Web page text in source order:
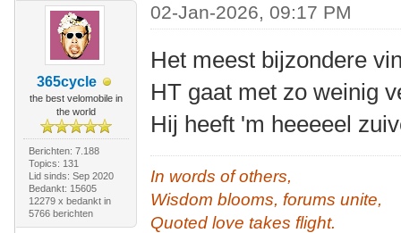
365cycle
the best velomobile in
the world
Berichten: 7.188
Topics: 131
Lid sinds: Sep 2020
Bedankt: 15605
12279 x bedankt in
5766 berichten
02-Jan-2026, 09:17 PM
Het meest bijzondere
HT gaat met zo weinig
Hij heeft 'm heeeeel
In words of others,
Wisdom blooms, forums unite,
Quoted love takes flight.